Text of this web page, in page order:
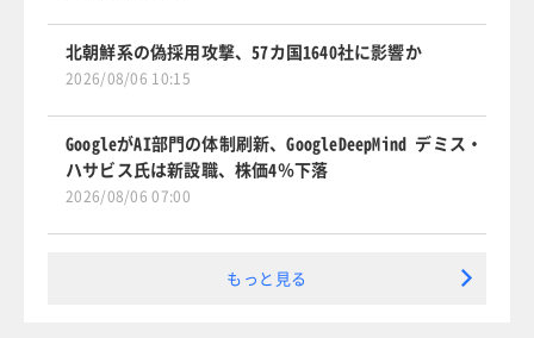
北朝鮮系の偽採用攻撃、57カ国1640社に影響か
2026/08/06 10:15
GoogleがAI部門の体制刷新、GoogleDeepMind デミス・
ハサビス氏は新設職、株価4％下落
2026/08/06 07:00
もっと見る